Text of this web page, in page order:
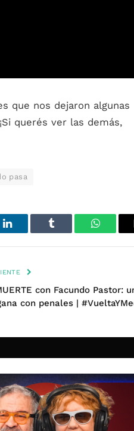
que nos dejaron algunas
querés ver las demás,
pasa
LinkedIn Tumblr
con Facundo Pastor:
con penales |